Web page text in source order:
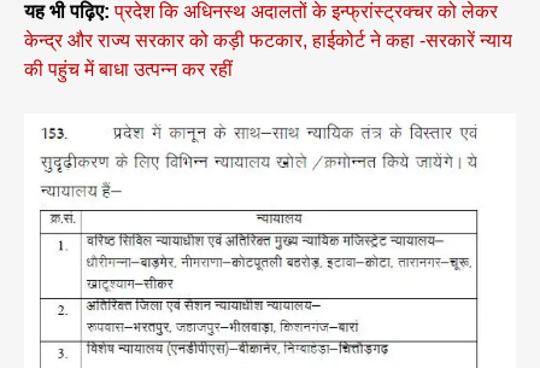
यह भी पढ़िए: प्रदेश कि अधिनस्थ अदालतों के इन्फ्रांस्ट्रक्चर को लेकर
केन्द्र और राज्य सरकार को कड़ी फटकार, हाईकोर्ट ने कहा -सरकारें न्याय
की पहुंच में बाधा उत्पन्न कर रहीं